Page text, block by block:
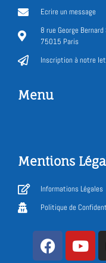
Ecrire un message
8 rue George Bernard
75015 Paris
Inscription à notre
Menu
Mentions
Informations Légales
Politique de